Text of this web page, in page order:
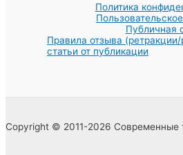
Политика
Публичная
Правила отзыва (ретракции/
статьи от публикации
Copyright © 2011-2026 Современные